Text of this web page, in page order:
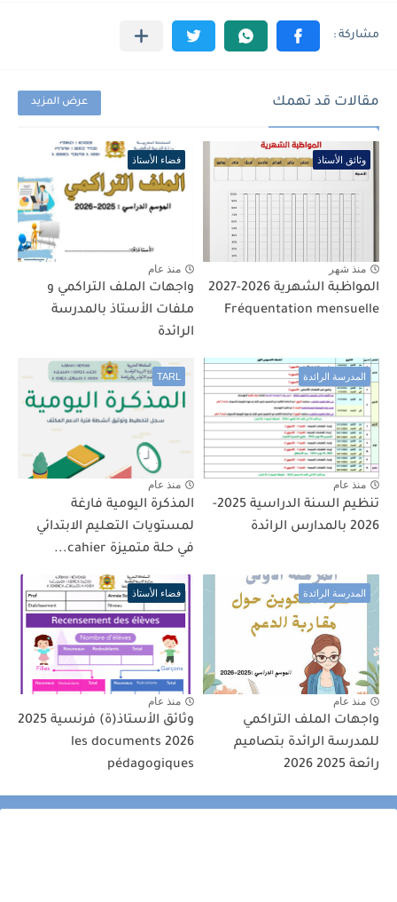
مقالات قد تهمك عرض المزيد
وثائق الأستاذ
منذ شهر
المواظبة الشهرية 2026-2027
Fréquentation mensuelle
فضاء الأستاذ
منذ عام
واجهات الملف التراكمي و
ملفات الأستاذ بالمدرسة
الرائدة
المدرسة الرائدة
منذ عام
تنظيم السنة الدراسية 2025-
2026 بالمدارس الرائدة
TARL
منذ عام
المذكرة اليومية فارغة
لمستويات التعليم الابتدائي
في حلة متميزة cahier...
المدرسة الرائدة
منذ عام
واجهات الملف التراكمي
للمدرسة الرائدة بتصاميم
رائعة 2025 2026
فضاء الأستاذ
منذ عام
وثائق الأستاذ(ة) فرنسية 2025
2026 les documents
pédagogiques